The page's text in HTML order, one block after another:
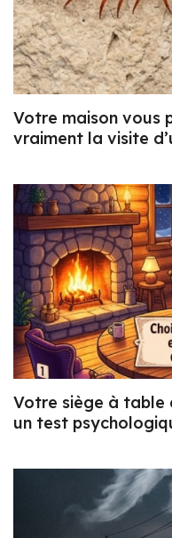
Votre maison vous
vraiment la visite
Votre siège à
un test